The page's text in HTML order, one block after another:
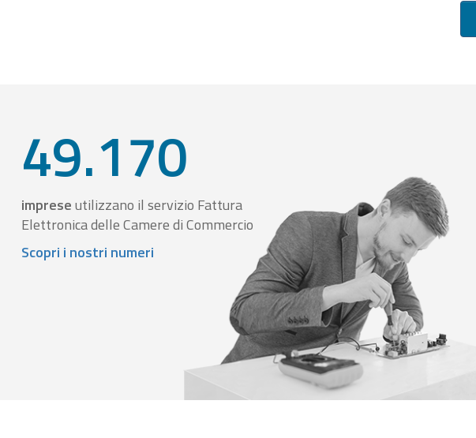
49.170
impreseutilizzano il servizio Fattura
Elettronica delle Camere di Commercio
Scopri i nostri numeri